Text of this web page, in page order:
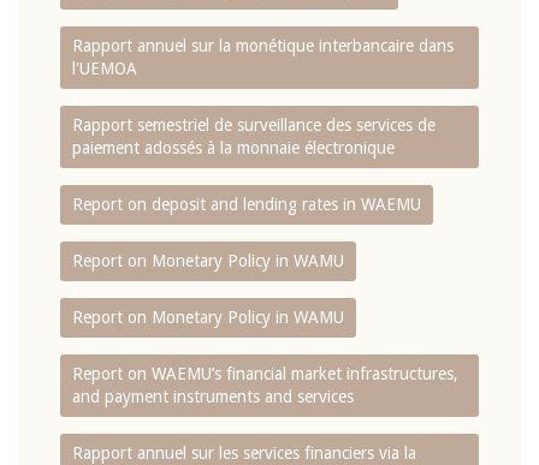
Rapport annuel sur la monétique interbancaire dans
l'UEMOA
Rapport semestriel de surveillance des services de
paiement adossés à la monnaie électronique
Report on deposit and lending rates in WAEMU
Report on Monetary Policy in WAMU
Report on Monetary Policy in WAMU
Report on WAEMU’s financial market infrastructures,
and payment instruments and services
Rapport annuel sur les services financiers via la